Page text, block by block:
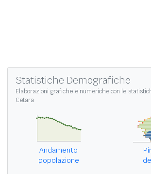
Statistiche Demografiche
Elaborazioni grafiche e numeriche con le
Cetara
Andamento
popolazione